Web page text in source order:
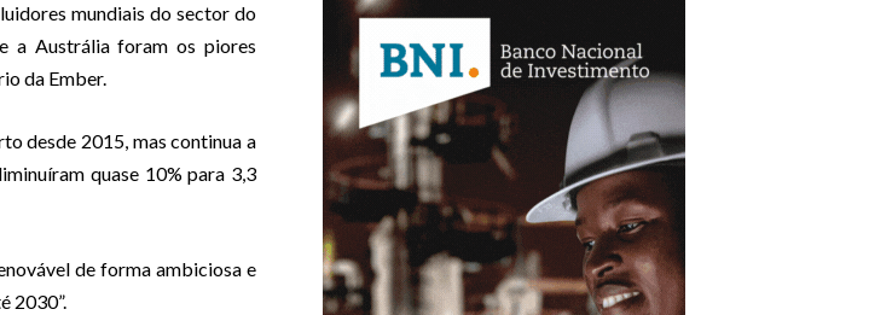
mundiais do sector do
a Austrália foram os piores
da Ember.
desde 2015, mas continua a
quase 10% para 3,3
de forma ambiciosa e
2030”.